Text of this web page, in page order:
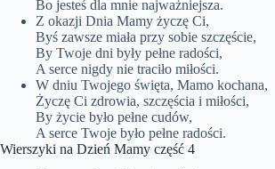
Bo jesteś dla mnie najważniejsza.
Z okazji Dnia Mamy życzę Ci,
Byś zawsze miała przy sobie szczęście,
By Twoje dni były pełne radości,
A serce nigdy nie traciło miłości.
W dniu Twojego święta, Mamo kochana,
Życzę Ci zdrowia, szczęścia i miłości,
By życie było pełne cudów,
A serce Twoje było pełne radości.
Wierszyki na Dzień Mamy część 4